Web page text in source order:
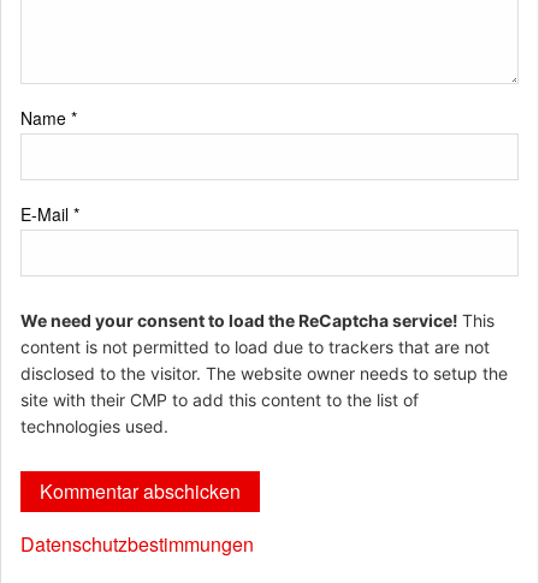
Name *
E-Mail *
We need your consent to load the ReCaptcha service! This
content is not permitted to load due to trackers that are not
disclosed to the visitor. The website owner needs to setup the
site with their CMP to add this content to the list of
technologies used.
Datenschutzbestimmungen